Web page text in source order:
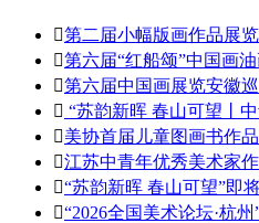
第二届小幅版画作品展
第六届“红船颂”中国画
第六届中国画展览安徽
 “苏韵新晖 春山可望丨
美协首届儿童图画书作
江苏中青年优秀美术家
“苏韵新晖 春山可望”即
“2026全国美术论坛·杭